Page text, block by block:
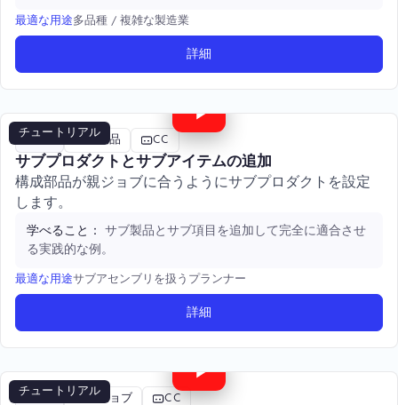
最適な用途多品種 / 複雑な製造業
詳細
チュートリアル
高度 サブ製品 CC
サブプロダクトとサブアイテムの追加
構成部品が親ジョブに合うようにサブプロダクトを設定
します。
学べること：
サブ製品とサブ項目を追加して完全に適合させ
る実践的な例。
最適な用途サブアセンブリを扱うプランナー
詳細
チュートリアル
高度 組立ジョブ CC